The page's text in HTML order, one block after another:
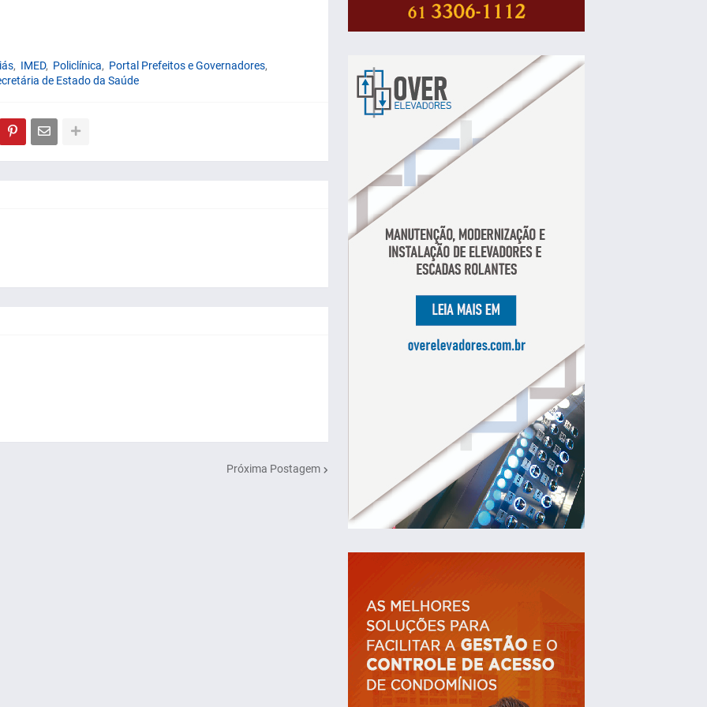
IMED Policlínica
Portal Prefeitos e Governadores
de Estado da Saúde
Próxima Postagem